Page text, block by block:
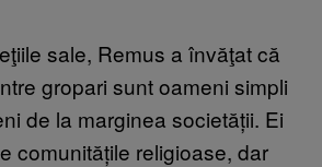
sale, Remus a învăţat că
gropari sunt oameni simpli
de la marginea societății. Ei
comunitățile religioase, dar